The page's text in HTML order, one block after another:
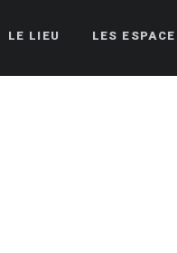
LE LIEU LES